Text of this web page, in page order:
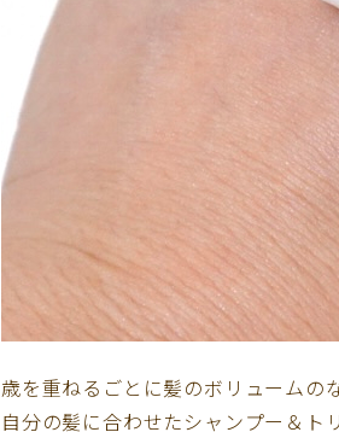
歳を重ねるごとに髪のボリュームの
自分の髪に合わせたシャンプー＆ト